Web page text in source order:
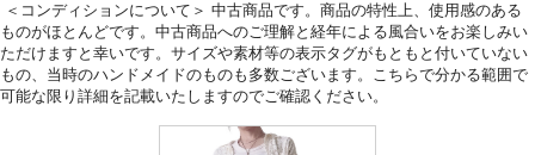
＜コンディションについて＞ 中古商品です。商品の特性上、 使用感のある
ものがほとんどです。中古商品へのご理解と経年による風合いをお楽しみい
ただけま すと幸いです。 サイズや素材等の表示タグがもともと付いていない
もの、 当時のハンドメイドのものも多数ございます。 こちらで分かる範囲で
可能な限り詳細を記載いたしますのでご確認ください。